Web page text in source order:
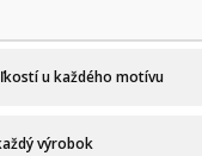
u každého motívu
výrobok